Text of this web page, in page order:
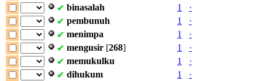
✔ binasalah 1
·
✔ pembunuh 1
·
✔ menimpa 1
·
✔ mengusir [268] 1
·
✔ memukulku 1
·
✔ dihukum 1
·